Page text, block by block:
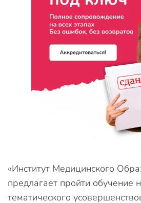
«Институт Медицинского
предлагает пройти обучение
тематического